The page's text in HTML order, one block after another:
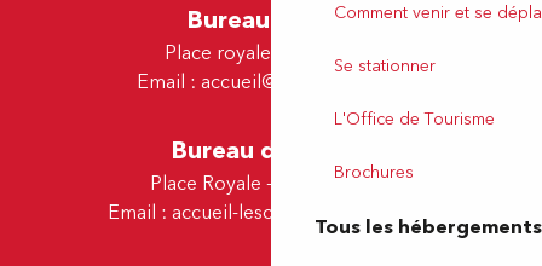
Comment venir et se
Se stationner
L'Office de Tourisme
Brochures
Tous les hébergements
Bureau de Pau
Place royale - 64000 Pau
Email : accueil@tourismepau.fr
Bureau de Lescar
Place Royale - 64230 Lescar
Email : accueil-lescar@tourismepau.fr